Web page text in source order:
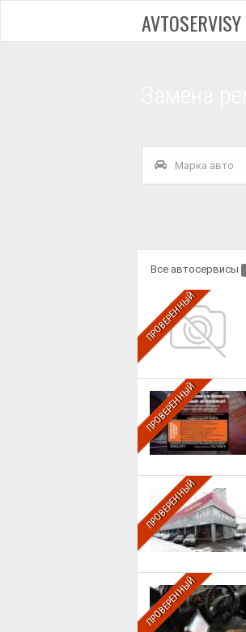
AVTOSERVISY
Марка авто
Все автосервисы
ПРОВЕРЕННЫЙ
ПРОВЕРЕННЫЙ
ПРОВЕРЕННЫЙ
ПРОВЕРЕННЫЙ